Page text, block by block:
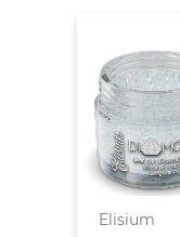
Elisium